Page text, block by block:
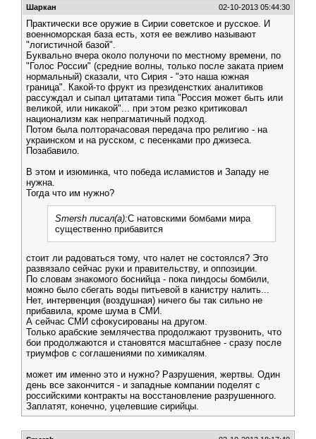
Шаркан 02-10-2013 05:44:30
Практически все оружие в Сирии советское и русское. И
военноморская база есть, хотя ее вежливо называют
"логистичной базой".
Буквально вчера около полуночи по местному времени, по
"Голос России" (средние волны, только после заката прием
нормальный) сказали, что Сирия - "это наша южная
граница". Какой-то фрукт из президенстких аналитиков
рассуждал и сыпал цитатами типа "Россия может быть или
великой, или никакой"... при этом резко критиковал
национализм как непрагматичный подход.
Потом была полторачасовая передача про религию - на
украинском и на русском, с песенками про джизеса.
Позабавило.
В этом и изюминка, что победа исламистов и Западу не
нужна.
Тогда что им нужно?
Smersh писал(а):С натовскими бомбами мира
существенно прибавится
стоит ли радоваться тому, что налет не состоялся? Это
развязало сейчас руки и правительству, и оппозиции.
По словам знакомого боснийца - пока пиндосы бомбили,
можно было сбегать воды питьевой в канистру налить...
Нет, интервенция (воздушная) ничего бы так сильно не
прибавила, кроме шума в СМИ.
А сейчас СМИ сфокусированы на другом.
Только арабские землячества продолжают трузвонить, что
бои продолжаются и становятся масштабнее - сразу после
триумфов с соглашениями по химикалям.
может им именно это и нужно? Разрушения, жертвы. Один
день все закончится - и западные компании поделят с
российскими контракты на восстановление разрушенного.
Заплатят, конечно, уцелевшие сирийцы.